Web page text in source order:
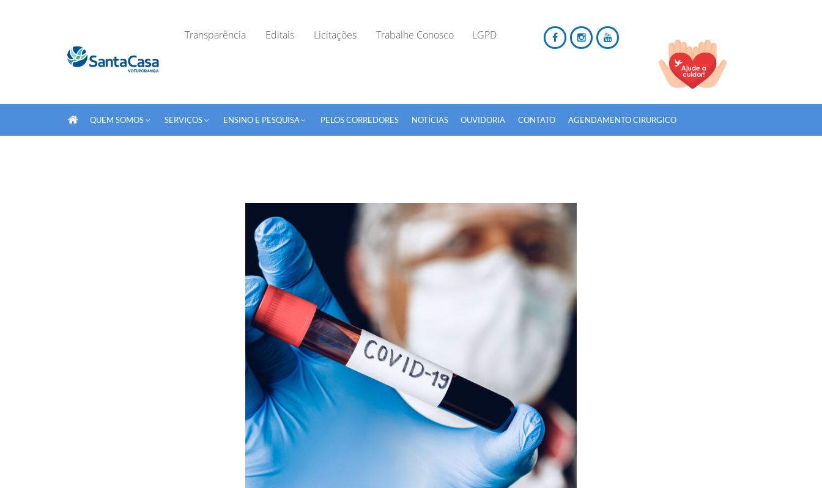
Transparência Editais Licitações Trabalhe Conosco LGPD
TODOS OS CAMPOS SÃO OBRIGATÓRIOS.
QUEM SOMOS SERVIÇOS ENSINO E PESQUISA PELOS CORREDORES NOTÍCIAS OUVIDORIA CONTATO AGENDAMENTO CIRURGICO